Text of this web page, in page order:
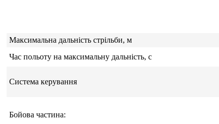
Максимальна дальність стрільби, м
Час польоту на максимальну дальність, с
Система керування
Бойова частина: